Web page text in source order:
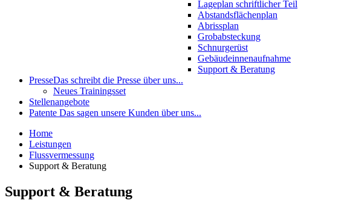
Lageplan schriftlicher Teil
Abstandsflächenplan
Abrissplan
Grobabsteckung
Schnurgerüst
Gebäudeinnenaufnahme
Support & Beratung
PresseDas schreibt die Presse über uns...
Neues Trainingsset
Stellenangebote
Patente Das sagen unsere Kunden über uns...
Home
Leistungen
Flussvermessung
Support & Beratung
Support & Beratung